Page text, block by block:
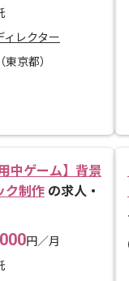
ィレクター
東京都）
中ゲーム】背景
ク制作 の求人・
円／月